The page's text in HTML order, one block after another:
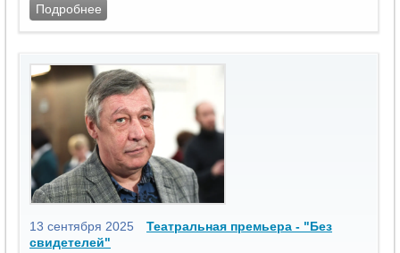
Подробнее
13 сентября 2025
Театральная премьера - "Без
свидетелей"